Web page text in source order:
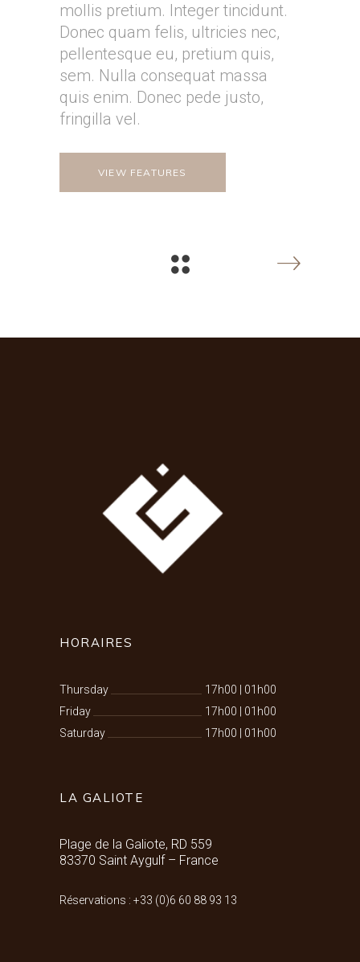
mollis pretium. Integer tincidunt.
Donec quam felis, ultricies nec,
pellentesque eu, pretium quis,
sem. Nulla consequat massa
quis enim. Donec pede justo,
fringilla vel.
VIEW FEATURES
HORAIRES
Thursday 17h00
01h00
Friday
17h00
01h00
Saturday
17h00 01h00
LA GALIOTE
Plage de la Galiote, RD 559
83370 Saint Aygulf – France
Réservations : +33 (0)6 60 88 93 13